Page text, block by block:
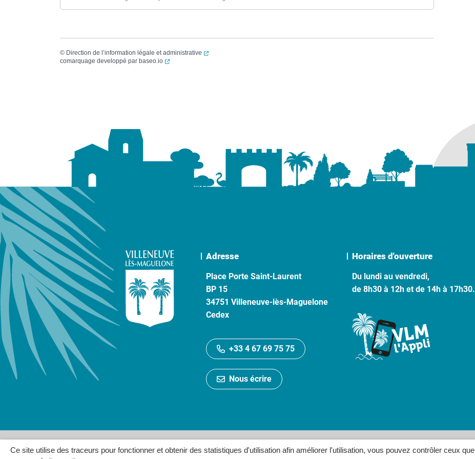
Ce site utilise des traceurs pour fonctionner et obtenir des statistiques d'utilisation afin améliorer l'utilisation, vous pouvez contrôler ceux que
© Direction de l’information légale et administrative
(ouverture dans un nouvel onglet)
comarquage developpé par baseo.io (ouverture dans un nouvel onglet)
Adresse
Place Porte Saint-Laurent
BP 15
34751 Villeneuve-lès-Maguelone
Cedex
+33 4 67 69 75 75
Nous écrire
Horaires d'ouverture
Du lundi au vendredi,
de 8h30 à 12h et de 14h à 17h30.